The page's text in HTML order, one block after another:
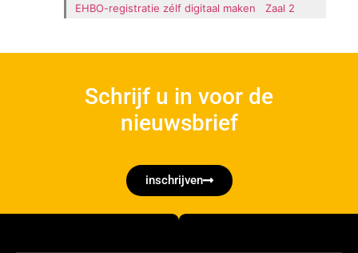
EHBO-registratie zélf digitaal maken
Zaal 2
Schrijf u in voor de
nieuwsbrief
inschrijven